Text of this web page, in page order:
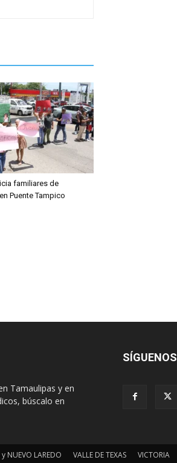
familiares de
Puente Tampico
Tamaulipas y en
búscalo en
SÍGUENOS
y NUEVO LAREDO VALLE DE TEXAS VICTORIA